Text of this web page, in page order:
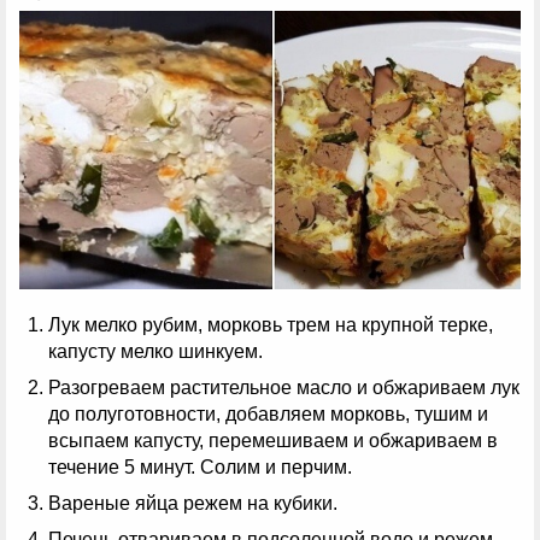
Лук мелко рубим, морковь трем на крупной терке,
капусту мелко шинкуем.
Разогреваем растительное масло и обжариваем лук
до полуготовности, добавляем морковь, тушим и
всыпаем капусту, перемешиваем и обжариваем в
течение 5 минут. Солим и перчим.
Вареные яйца режем на кубики.